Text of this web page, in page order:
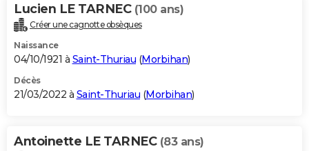
Lucien LE TARNEC (100 ans)
Créer une cagnotte obsèques
Naissance
04/10/1921 à Saint-Thuriau (Morbihan)
Décès
21/03/2022 à Saint-Thuriau (Morbihan)
Antoinette LE TARNEC (83 ans)